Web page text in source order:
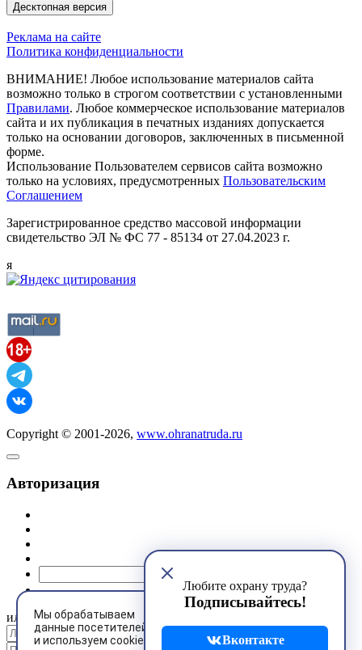
Мы обрабатываем
данные посетителей
и используем cookies
Любите охрану труда?
Подписывайтесь!
Вконтакте
Десктопная версия
Реклама на сайте
Политика конфиденциальности
ВНИМАНИЕ! Любое использование материалов сайта
возможно только в строгом соответствии с установленными
Правилами. Любое коммерческое использование материалов
сайта и их публикация в печатных изданиях допускается
только на основании договоров, заключенных в письменной
форме.
Использование Пользователем сервисов сайта возможно
только на условиях, предусмотренных Пользовательским
Соглашением
Зарегистрированное средство массовой информации
свидетельство ЭЛ № ФС 77 - 85134 от 27.04.2023 г.
я
Copyright © 2001-2026, www.ohranatruda.ru
Авторизация
или